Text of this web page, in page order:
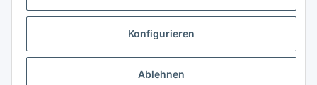
* Alle Preise inkl. gesetzlicher USt., zzgl.Versand
Konfigurieren
Ablehnen